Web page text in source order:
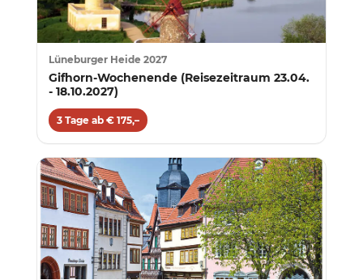
Lüneburger Heide 2027
Gifhorn-Wochenende (Reisezeitraum 23.04.
- 18.10.2027)
3 Tage ab € 175,–